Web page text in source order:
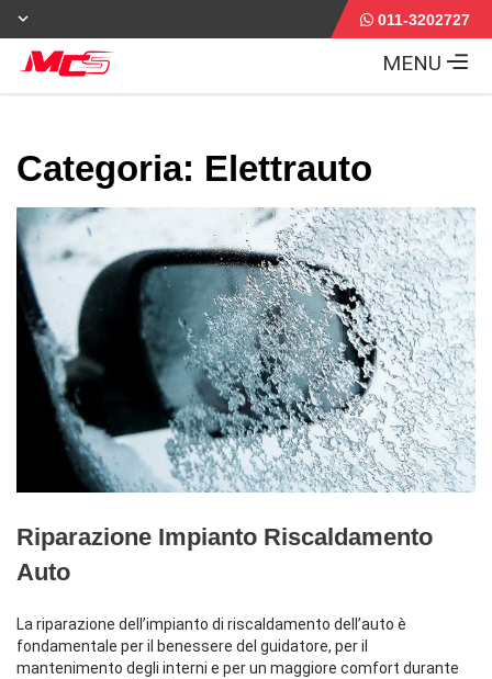
011-3202727
MENU
Categoria: Elettrauto
Riparazione Impianto Riscaldamento
Auto
La riparazione dell’impianto di riscaldamento dell’auto è
fondamentale per il benessere del guidatore, per il
mantenimento degli interni e per un maggiore comfort durante